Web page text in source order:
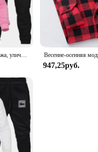
947,25руб.